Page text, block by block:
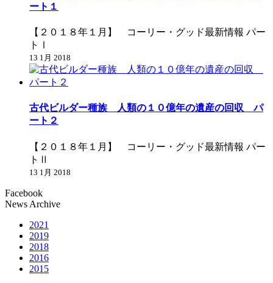
ート１
【２０１８年１月】 コーリー・グッド最新情報 パー
トⅠ
13 1月 2018
古代ビルダー種族 人類の１０億年の遺産の回収 パ
ート２
【２０１８年１月】 コーリー・グッド最新情報 パー
トⅡ
13 1月 2018
Facebook
News Archive
2021
2019
2018
2016
2015